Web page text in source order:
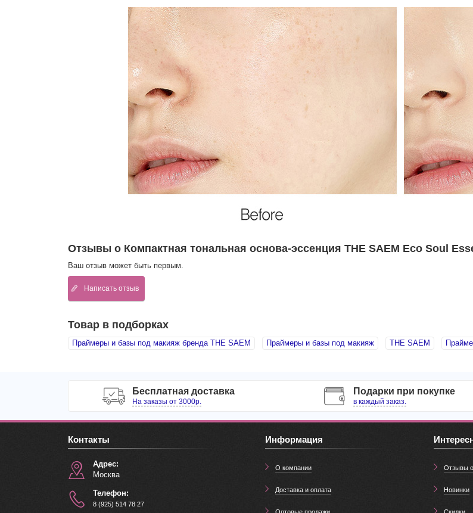
Отзывы о Компактная тональная основа-эссенция THE SAEM Eco Soul
Ваш отзыв может быть первым.
Написать отзыв
Товар в подборках
Праймеры и базы под макияж бренда THE SAEM Праймеры и базы под макияж THE SAEM
Бесплатная доставка
На заказы от 3000р.
Подарки при покупке
в каждый заказ.
Контакты
Адрес:
Москва
Телефон:
8 (925) 514 78 27
Информация
О компании
Доставка и оплата
Отзывы
Новинки